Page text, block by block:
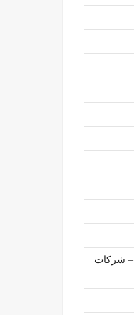
Egypt tourism transportation companies – شركات